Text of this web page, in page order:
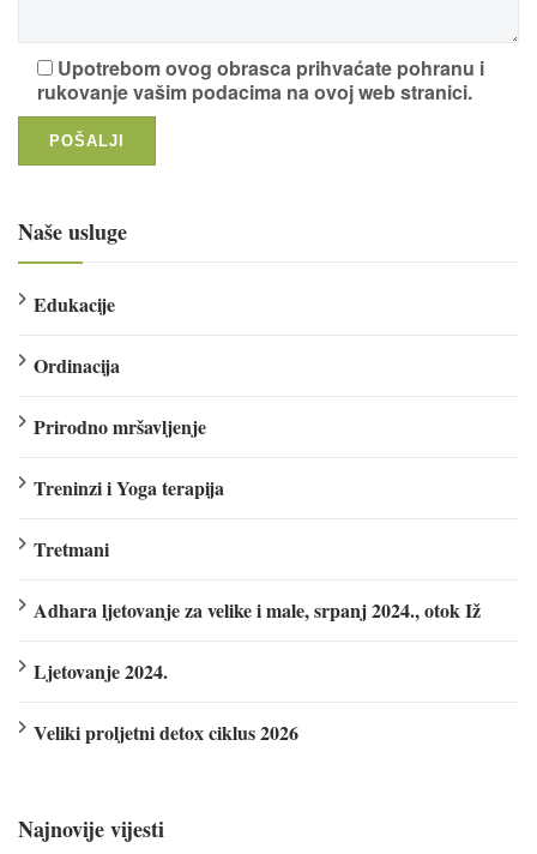
Upotrebom ovog obrasca prihvaćate pohranu i
rukovanje vašim podacima na ovoj web stranici.
Naše usluge
Edukacije
Ordinacija
Prirodno mršavljenje
Treninzi i Yoga terapija
Tretmani
Adhara ljetovanje za velike i male, srpanj 2024., otok Iž
Ljetovanje 2024.
Veliki proljetni detox ciklus 2026
Najnovije vijesti